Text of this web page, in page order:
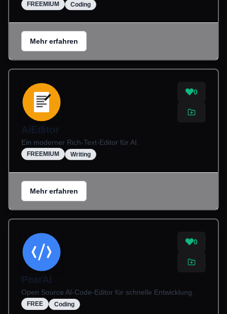
FREEMIUM Coding
Mehr erfahren
0
AiEditor
Ein moderner Rich-Text-Editor für AI.
FREEMIUM Writing
Mehr erfahren
0
PearAI
Open Source AI-Code-Editor für schnelle Entwicklung.
FREE Coding